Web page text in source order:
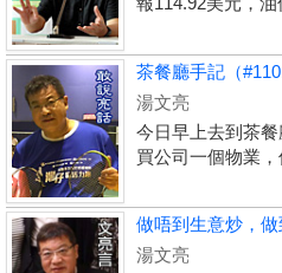
茶餐廳手記（
湯文亮
今日早上去到茶餐
買公司一個物業
做唔到生意炒，
湯文亮